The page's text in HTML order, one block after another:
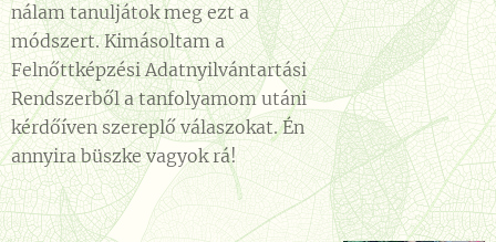
nálam tanuljátok meg ezt a
módszert. Kimásoltam a
Felnőttképzési Adatnyilvántartási
Rendszerből a tanfolyamom utáni
kérdőíven szereplő válaszokat. Én
annyira büszke vagyok rá!